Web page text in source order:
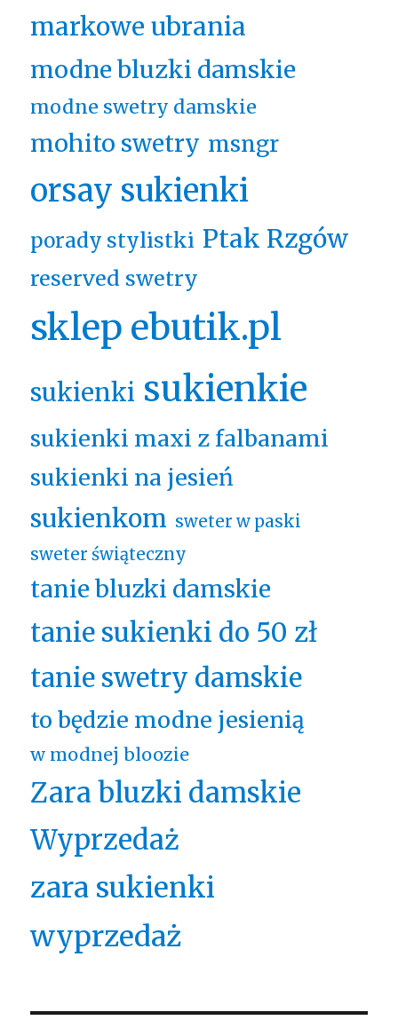
markowe ubrania
modne bluzki damskie
modne swetry damskie
mohito swetry msngr
orsay sukienki
porady stylistki Ptak Rzgów
reserved swetry
sklep ebutik.pl
sukienki sukienkie
sukienki maxi z falbanami
sukienki na jesień
sukienkom sweter w paski
sweter świąteczny
tanie bluzki damskie
tanie sukienki do 50 zł
tanie swetry damskie
to będzie modne jesienią
w modnej bloozie
Zara bluzki damskie
Wyprzedaż
zara sukienki
wyprzedaż